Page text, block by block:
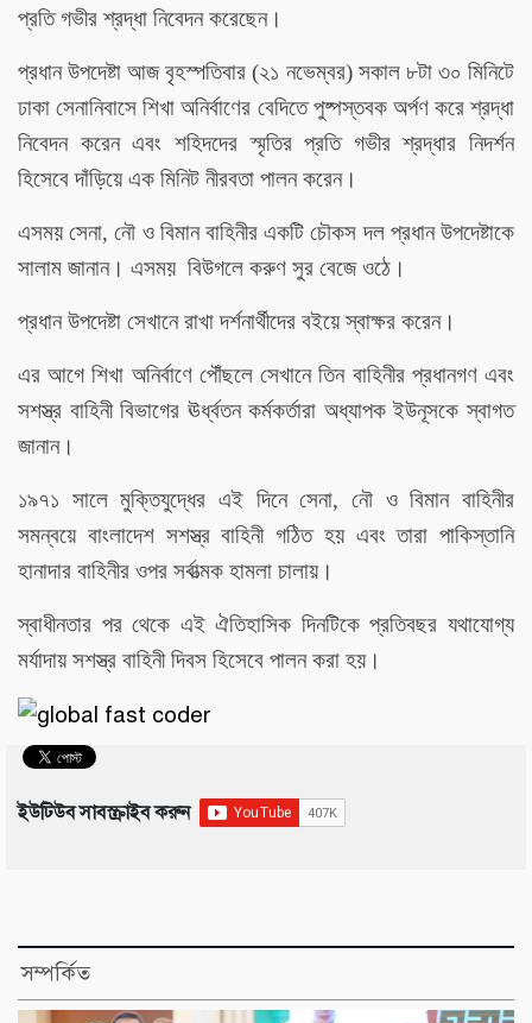
প্রতি গভীর শ্রদ্ধা নিবেদন করেছেন।
প্রধান উপদেষ্টা আজ বৃহস্পতিবার (২১ নভেম্বর) সকাল ৮টা ৩০ মিনিটে
ঢাকা সেনানিবাসে শিখা অনির্বাণের বেদিতে পুষ্পস্তবক অর্পণ করে শ্রদ্ধা
নিবেদন করেন এবং শহিদদের স্মৃতির প্রতি গভীর শ্রদ্ধার নিদর্শন
হিসেবে দাঁড়িয়ে এক মিনিট নীরবতা পালন করেন।
এসময় সেনা, নৌ ও বিমান বাহিনীর একটি চৌকস দল প্রধান উপদেষ্টাকে
সালাম জানান। এসময় বিউগলে করুণ সুর বেজে ওঠে।
প্রধান উপদেষ্টা সেখানে রাখা দর্শনার্থীদের বইয়ে স্বাক্ষর করেন।
এর আগে শিখা অনির্বাণে পৌঁছলে সেখানে তিন বাহিনীর প্রধানগণ এবং
সশস্ত্র বাহিনী বিভাগের ঊর্ধ্বতন কর্মকর্তারা অধ্যাপক ইউনূসকে স্বাগত
জানান।
১৯৭১ সালে মুক্তিযুদ্ধের এই দিনে সেনা, নৌ ও বিমান বাহিনীর
সমন্বয়ে বাংলাদেশ সশস্ত্র বাহিনী গঠিত হয় এবং তারা পাকিস্তানি
হানাদার বাহিনীর ওপর সর্বাত্মক হামলা চালায়।
স্বাধীনতার পর থেকে এই ঐতিহাসিক দিনটিকে প্রতিবছর যথাযোগ্য
মর্যাদায় সশস্ত্র বাহিনী দিবস হিসেবে পালন করা হয়।
ইউটিউব সাবস্ক্রাইব করুন
সম্পর্কিত